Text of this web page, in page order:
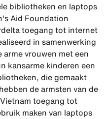
bibliotheken en laptops
Aid Foundation
toegang tot internet
in samenwerking
vrouwen met een
kansarme kinderen een
die gemaakt
de armsten van de
toegang tot
maken van laptops